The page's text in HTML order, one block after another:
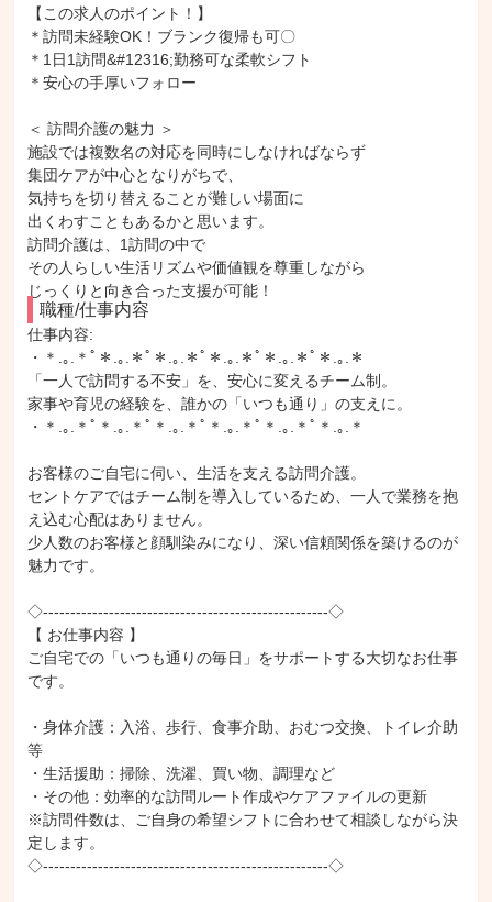
【この求人のポイント！】
＊訪問未経験OK！ブランク復帰も可〇
＊1日1訪問&#12316;勤務可な柔軟シフト
＊安心の手厚いフォロー
＜ 訪問介護の魅力 ＞
施設では複数名の対応を同時にしなければならず
集団ケアが中心となりがちで、
気持ちを切り替えることが難しい場面に
出くわすこともあるかと思います。
訪問介護は、1訪問の中で
その人らしい生活リズムや価値観を尊重しながら
じっくりと向き合った支援が可能！
職種/仕事内容
仕事内容:
・＊.｡.＊ﾟ＊.｡.＊ﾟ＊.｡.＊ﾟ＊.｡.＊ﾟ＊.｡.＊ﾟ＊.｡.＊
「一人で訪問する不安」を、安心に変えるチーム制。
家事や育児の経験を、誰かの「いつも通り」の支えに。
・＊.｡.＊ﾟ＊.｡.＊ﾟ＊.｡.＊ﾟ＊.｡.＊ﾟ＊.｡.＊ﾟ＊.｡.＊
お客様のご自宅に伺い、生活を支える訪問介護。
セントケアではチーム制を導入しているため、一人で業務を抱
え込む心配はありません。
少人数のお客様と顔馴染みになり、深い信頼関係を築けるのが
魅力です。
◇----------------------------------------------------◇
【 お仕事内容 】
ご自宅での「いつも通りの毎日」をサポートする大切なお仕事
です。
・身体介護：入浴、歩行、食事介助、おむつ交換、トイレ介助
等
・生活援助：掃除、洗濯、買い物、調理など
・その他：効率的な訪問ルート作成やケアファイルの更新
※訪問件数は、ご自身の希望シフトに合わせて相談しながら決
定します。
◇----------------------------------------------------◇